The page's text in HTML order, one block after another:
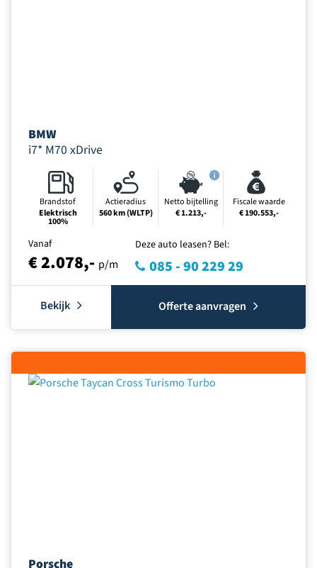
BMW
i7* M70 xDrive
Brandstof
Elektrisch
100%
Actieradius
560 km (WLTP)
Netto bijtelling
€ 1.213,-
Fiscale waarde
€ 190.553,-
Vanaf
€ 2.078,- p/m
Deze auto leasen? Bel:
085 - 90 229 29
Bekijk Offerte aanvragen
Porsche